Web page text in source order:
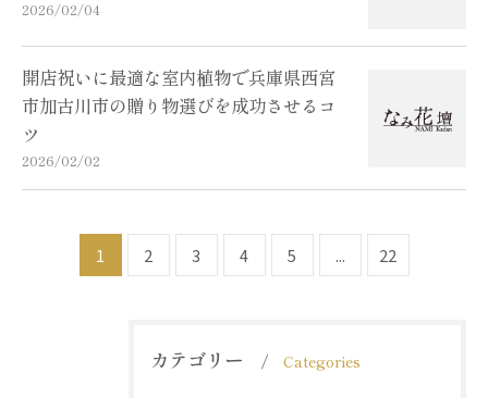
2026/02/04
開店祝いに最適な室内植物で兵庫県西宮
市加古川市の贈り物選びを成功させるコ
ツ
2026/02/02
1 2 3 4 5 ... 22
カテゴリー Categories